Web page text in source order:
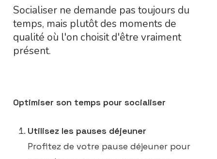
Socialiser ne demande pas toujours du
temps, mais plutôt des moments de
qualité où l'on choisit d'être vraiment
présent.
Optimiser son temps pour socialiser
Utilisez les pauses déjeuner
Profitez de votre pause déjeuner pour